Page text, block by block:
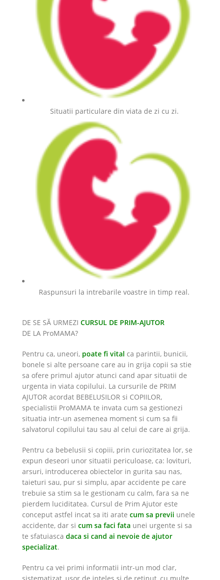
Situatii particulare din viata de zi cu zi.
Raspunsuri la intrebarile voastre in timp real.
DE SE SĂ URMEZI CURSUL DE PRIM-AJUTOR
DE LA ProMAMA?
Pentru ca, uneori, poate fi vital ca parintii, bunicii,
bonele si alte persoane care au in grija copii sa stie
sa ofere primul ajutor atunci cand apar situatii de
urgenta in viata copilului. La cursurile de PRIM
AJUTOR acordat BEBELUSILOR si COPIILOR,
specialistii ProMAMA te invata cum sa gestionezi
situatia intr-un asemenea moment si cum sa fii
salvatorul copilului tau sau al celui de care ai grija.
Pentru ca bebelusii si copiii, prin curiozitatea lor, se
expun deseori unor situatii periculoase, ca: lovituri,
arsuri, introducerea obiectelor in gurita sau nas,
taieturi sau, pur si simplu, apar accidente pe care
trebuie sa stim sa le gestionam cu calm, fara sa ne
pierdem luciditatea. Cursul de Prim Ajutor este
conceput astfel incat sa iti arate cum sa previi unele
accidente, dar si cum sa faci fata unei urgente si sa
te sfatuiasca daca si cand ai nevoie de ajutor
specializat.
Pentru ca vei primi informatii intr-un mod clar,